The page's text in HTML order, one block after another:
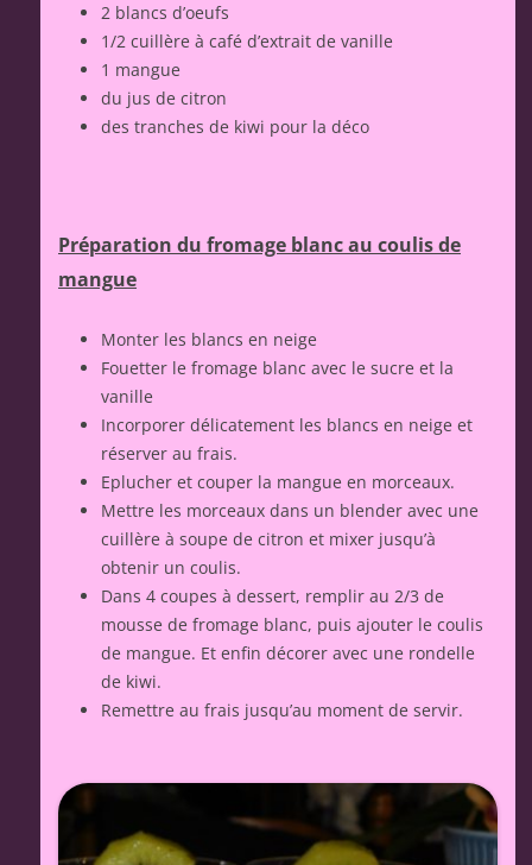
2 blancs d’oeufs
1/2 cuillère à café d’extrait de vanille
1 mangue
du jus de citron
des tranches de kiwi pour la déco
Préparation du fromage blanc au coulis de
mangue
Monter les blancs en neige
Fouetter le fromage blanc avec le sucre et la
vanille
Incorporer délicatement les blancs en neige et
réserver au frais.
Eplucher et couper la mangue en morceaux.
Mettre les morceaux dans un blender avec une
cuillère à soupe de citron et mixer jusqu’à
obtenir un coulis.
Dans 4 coupes à dessert, remplir au 2/3 de
mousse de fromage blanc, puis ajouter le coulis
de mangue. Et enfin décorer avec une rondelle
de kiwi.
Remettre au frais jusqu’au moment de servir.